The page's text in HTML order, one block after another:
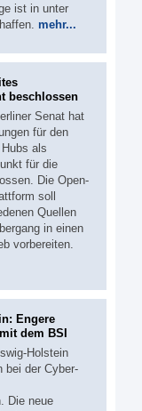
ist in unter
mehr...
beschlossen
Senat hat
für den
als
für die
Die Open-
soll
Quellen
in einen
vorbereiten.
Engere
dem BSI
Holstein
bei der Cyber-
Die neue